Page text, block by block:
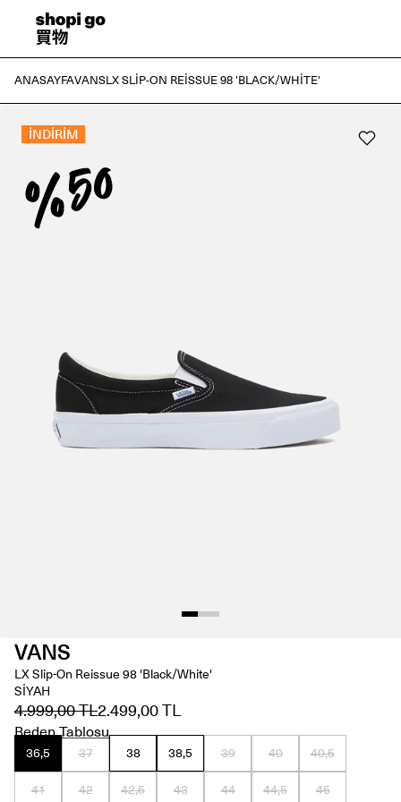
ANASAYFAVANSLX SLIP-ON REISSUE 98 'BLACK/WHITE'
İNDİRİM
%50
VANS
LX Slip-On Reissue 98 'Black/White'
SİYAH
4.999,00 TL2.499,00 TL
Beden Tablosu
36,5 37 38 38,5 39 40 40,5
41 42 42,5 43 44 44,5 45